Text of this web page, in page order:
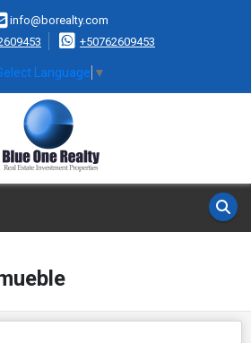
info@borealty.com
+50762609453
Language ▼